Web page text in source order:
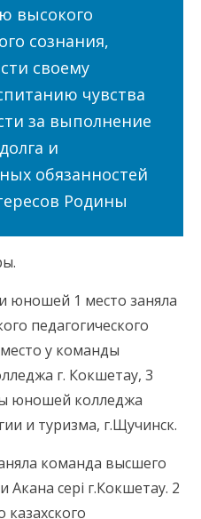
высокого
сознания,
своему
чувства
за выполнение
и
обязанностей
Родины
юношей 1 место заняла
педагогического
у команды
г. Кокшетау, 3
юношей колледжа
и туризма, г.Щучинск.
команда высшего
сері г.Кокшетау. 2